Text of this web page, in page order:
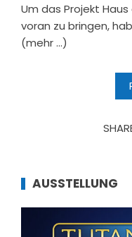
Um das Projekt
voran zu bringen,
(mehr …)
AUSSTELLUNG